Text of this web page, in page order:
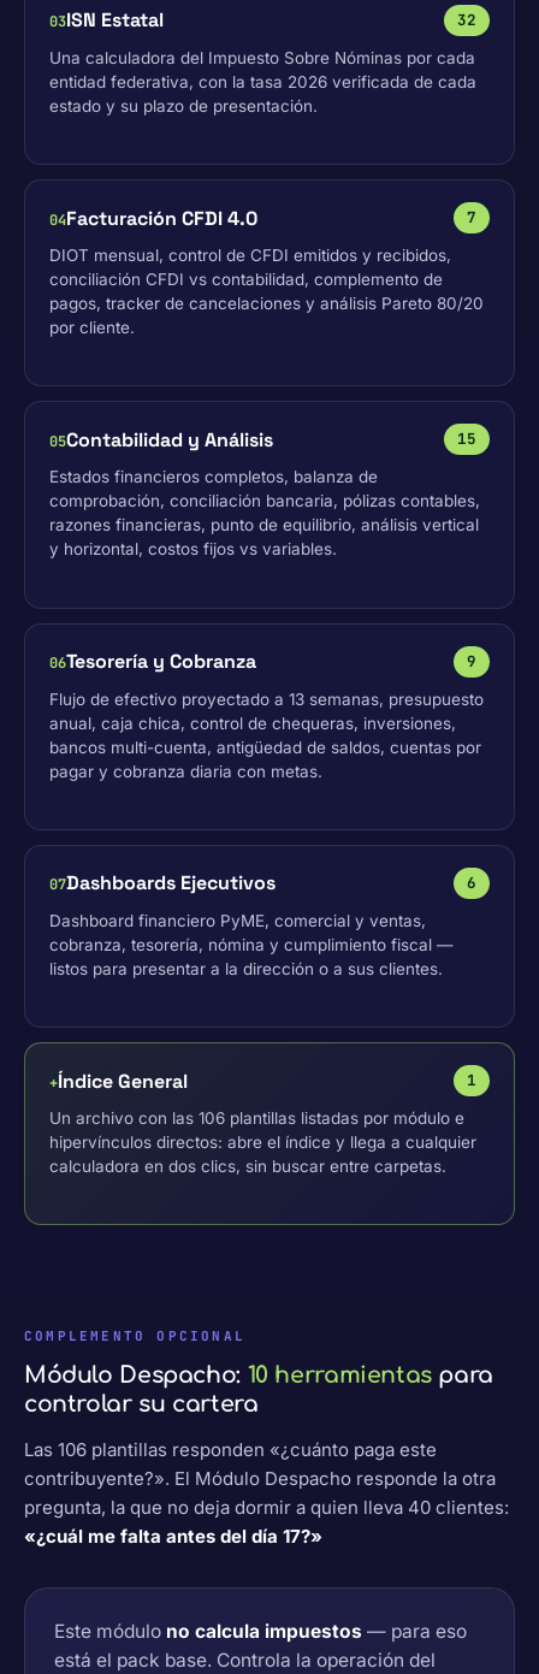
03ISN Estatal 32
Una calculadora del Impuesto Sobre Nóminas por cada
entidad federativa, con la tasa 2026 verificada de cada
estado y su plazo de presentación.
04Facturación CFDI 4.0 7
DIOT mensual, control de CFDI emitidos y recibidos,
conciliación CFDI vs contabilidad, complemento de
pagos, tracker de cancelaciones y análisis Pareto 80/20
por cliente.
05Contabilidad y Análisis 15
Estados financieros completos, balanza de
comprobación, conciliación bancaria, pólizas contables,
razones financieras, punto de equilibrio, análisis vertical
y horizontal, costos fijos vs variables.
06Tesorería y Cobranza 9
Flujo de efectivo proyectado a 13 semanas, presupuesto
anual, caja chica, control de chequeras, inversiones,
bancos multi-cuenta, antigüedad de saldos, cuentas por
pagar y cobranza diaria con metas.
07Dashboards Ejecutivos 6
Dashboard financiero PyME, comercial y ventas,
cobranza, tesorería, nómina y cumplimiento fiscal —
listos para presentar a la dirección o a sus clientes.
+Índice General 1
Un archivo con las 106 plantillas listadas por módulo e
hipervínculos directos: abre el índice y llega a cualquier
calculadora en dos clics, sin buscar entre carpetas.
COMPLEMENTO OPCIONAL
Módulo Despacho: 10 herramientaspara
controlar su cartera
Las 106 plantillas responden «¿cuánto paga este
contribuyente?». El Módulo Despacho responde la otra
pregunta, la que no deja dormir a quien lleva 40 clientes:
«¿cuál me falta antes del día 17?»
Este módulo no calcula impuestos — para eso
está el pack base. Controla la operación del